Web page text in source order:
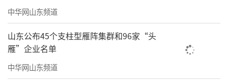
中华网山东频道
山东公布45个支柱型雁阵集群和96家“头
雁”企业名单
中华网山东频道